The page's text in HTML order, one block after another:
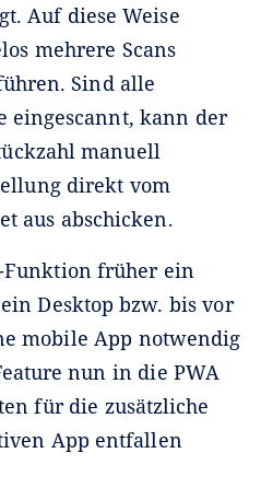
Auf diese Weise
mehrere Scans
Sind alle
eingescannt, kann der
manuell
direkt vom
aus abschicken.
Funktion früher ein
Desktop bzw. bis vor
mobile App notwendig
nun in die PWA
für die zusätzliche
App entfallen